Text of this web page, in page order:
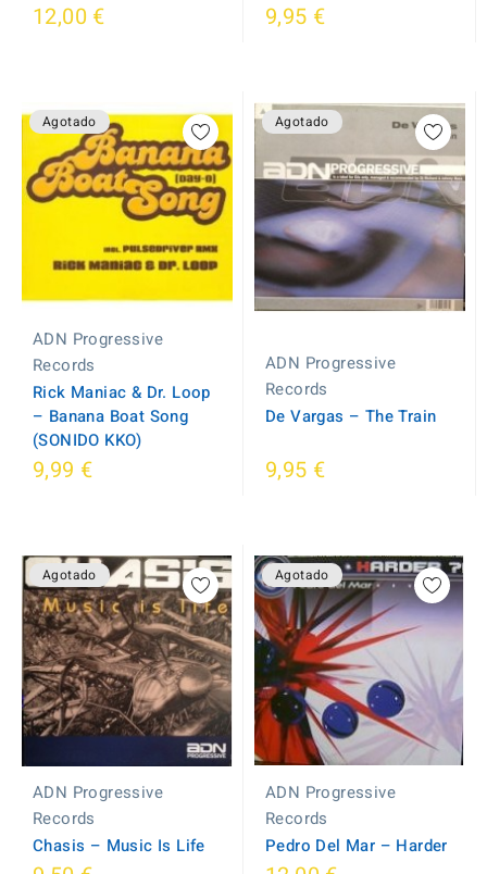
12,00 € 9,95 €
Agotado
ADN Progressive
Records
Rick Maniac & Dr. Loop
‎– Banana Boat Song
(SONIDO KKO)
9,99 €
Agotado
ADN Progressive
Records
De Vargas ‎– The Train
9,95 €
Agotado
ADN Progressive
Records
Chasis ‎– Music Is Life
Agotado
ADN Progressive
Records
Pedro Del Mar ‎– Harder